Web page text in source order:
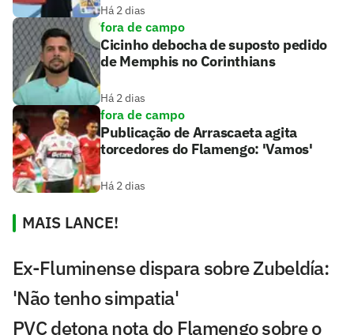
Há 2 dias
fora de campo
Cicinho debocha de suposto pedido
de Memphis no Corinthians
Há 2 dias
fora de campo
Publicação de Arrascaeta agita
torcedores do Flamengo: 'Vamos'
Há 2 dias
MAIS LANCE!
Ex-Fluminense dispara sobre Zubeldía:
'Não tenho simpatia'
PVC detona nota do Flamengo sobre o